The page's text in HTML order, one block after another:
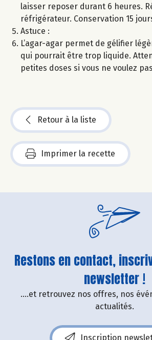
laisser reposer durant 6 heures.
réfrigérateur. Conservation 15
Astuce :
L’agar-agar permet de gélifier
qui pourrait être trop liquide.
petites doses si vous ne voulez
Retour à la liste
Imprimer la recette
Restons en contact,
newsletter !
....et retrouvez nos offres, nos
actualités.
Inscription